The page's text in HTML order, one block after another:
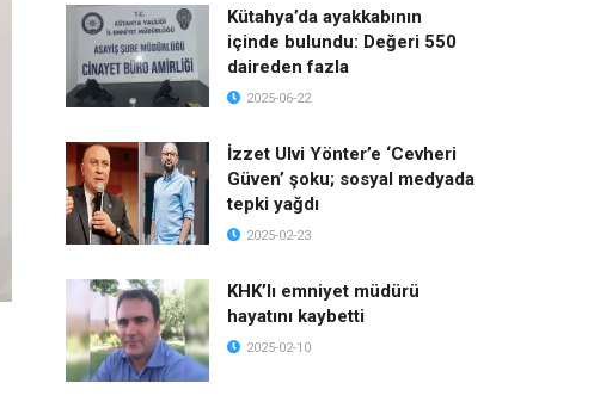
Kütahya’da ayakkabının
içinde bulundu: Değeri 550
daireden fazla
2025-06-22
İzzet Ulvi Yönter’e ‘Cevheri
Güven’ şoku; sosyal medyada
tepki yağdı
2025-02-23
KHK’lı emniyet müdürü
hayatını kaybetti
2025-02-10